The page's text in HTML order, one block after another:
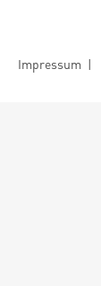
Impressum |